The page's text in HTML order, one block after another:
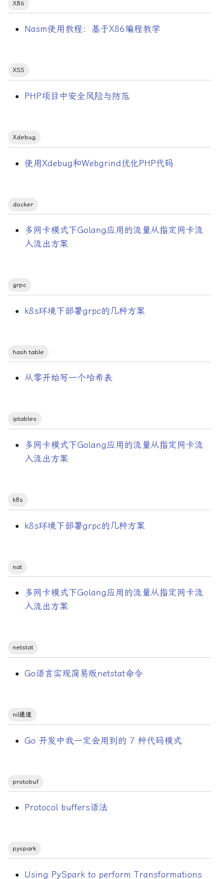
X86
Nasm使用教程：基于X86编程教学
XSS
PHP项目中安全风险与防范
Xdebug
使用Xdebug和Webgrind优化PHP代码
docker
多网卡模式下Golang应用的流量从指定网卡流
入流出方案
grpc
k8s环境下部署grpc的几种方案
hash table
从零开始写一个哈希表
iptables
多网卡模式下Golang应用的流量从指定网卡流
入流出方案
k8s
k8s环境下部署grpc的几种方案
nat
多网卡模式下Golang应用的流量从指定网卡流
入流出方案
netstat
Go语言实现简易版netstat命令
nil通道
Go 开发中我一定会用到的 7 种代码模式
protobuf
Protocol buffers语法
pyspark
Using PySpark to perform Transformations